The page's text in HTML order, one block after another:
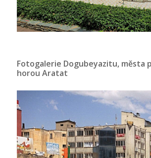
Fotogalerie Dogubeyazitu, města
horou Aratat